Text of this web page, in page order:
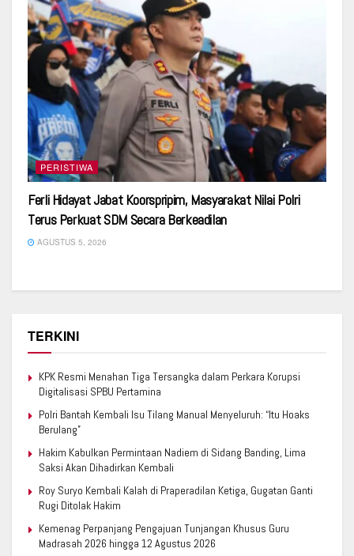
PERISTIWA
Ferli Hidayat Jabat Koorspripim, Masyarakat Nilai Polri
Terus Perkuat SDM Secara Berkeadilan
AGUSTUS 5, 2026
TERKINI
KPK Resmi Menahan Tiga Tersangka dalam Perkara Korupsi
Digitalisasi SPBU Pertamina
Polri Bantah Kembali Isu Tilang Manual Menyeluruh: “Itu Hoaks
Berulang”
Hakim Kabulkan Permintaan Nadiem di Sidang Banding, Lima
Saksi Akan Dihadirkan Kembali
Roy Suryo Kembali Kalah di Praperadilan Ketiga, Gugatan Ganti
Rugi Ditolak Hakim
Kemenag Perpanjang Pengajuan Tunjangan Khusus Guru
Madrasah 2026 hingga 12 Agustus 2026